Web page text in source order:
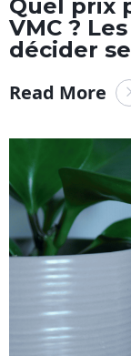
Quel prix
VMC ?
décider
Read More